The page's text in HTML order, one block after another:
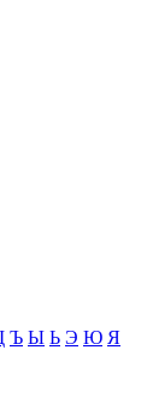
Ъ Ы Ь Э Ю Я